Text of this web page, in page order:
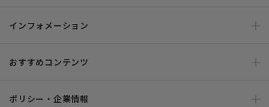
インフォメーション
おすすめコンテンツ
ポリシー・企業情報